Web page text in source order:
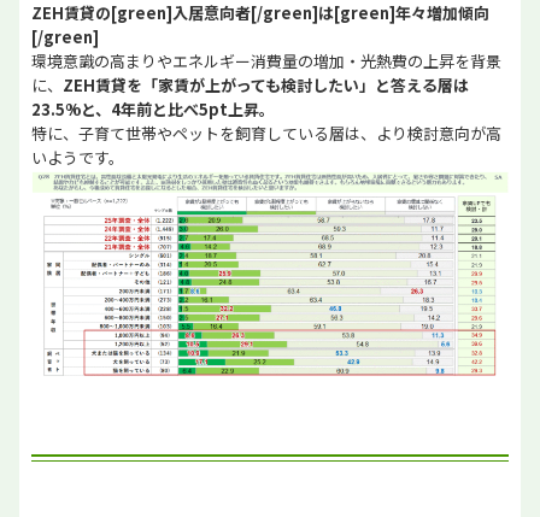
ZEH賃貸の[green]入居意向者[/green]は[green]年々増加傾向
[/green]
環境意識の高まりやエネルギー消費量の増加・光熱費の上昇を背景
に、 ZEH賃貸を「家賃が上がっても検討したい」と答える層は
23.5%と、4年前と比べ5pt上昇。
特に、子育て世帯やペットを飼育している層は、より検討意向が高
いようです。